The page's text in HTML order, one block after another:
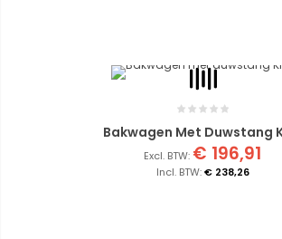
Bakwagen Met Duwstang
€ 238,26
€ 196,91